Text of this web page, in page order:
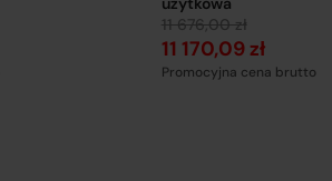
11 676,00 zł
11 170,09 zł
Promocyjna cena brutto